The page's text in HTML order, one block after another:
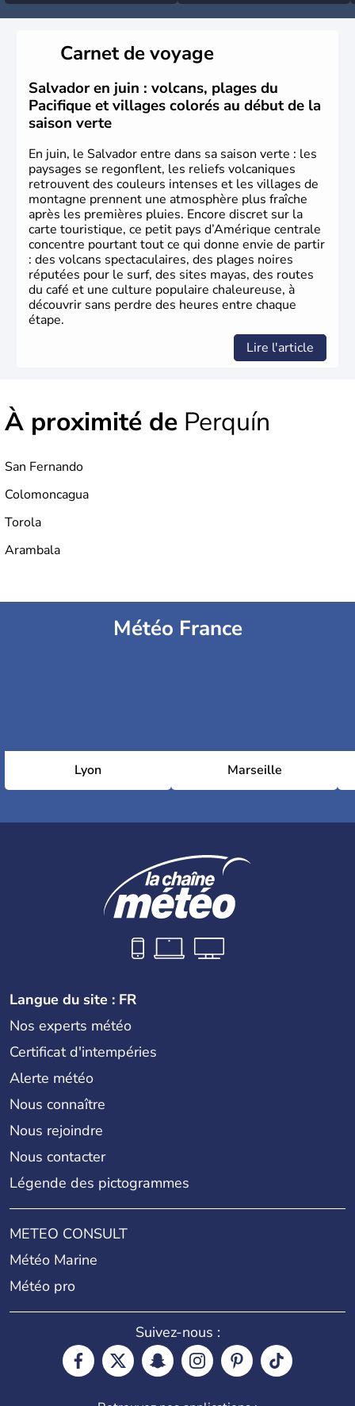
Carnet de voyage
Salvador en juin : volcans, plages du
Pacifique et villages colorés au début de la
saison verte
En juin, le Salvador entre dans sa saison verte : les
paysages se regonflent, les reliefs volcaniques
retrouvent des couleurs intenses et les villages de
montagne prennent une atmosphère plus fraîche
après les premières pluies. Encore discret sur la
carte touristique, ce petit pays d’Amérique centrale
concentre pourtant tout ce qui donne envie de partir
: des volcans spectaculaires, des plages noires
réputées pour le surf, des sites mayas, des routes
du café et une culture populaire chaleureuse, à
découvrir sans perdre des heures entre chaque
étape.
Lire l'article
À proximité de Perquín
San Fernando
Colomoncagua
Torola
Arambala
Météo France
Lyon Marseille
Langue du site : FR
Nos experts météo
Certificat d'intempéries
Alerte météo
Nous connaître
Nous rejoindre
Nous contacter
Légende des pictogrammes
METEO CONSULT
Météo Marine
Météo pro
Suivez-nous :